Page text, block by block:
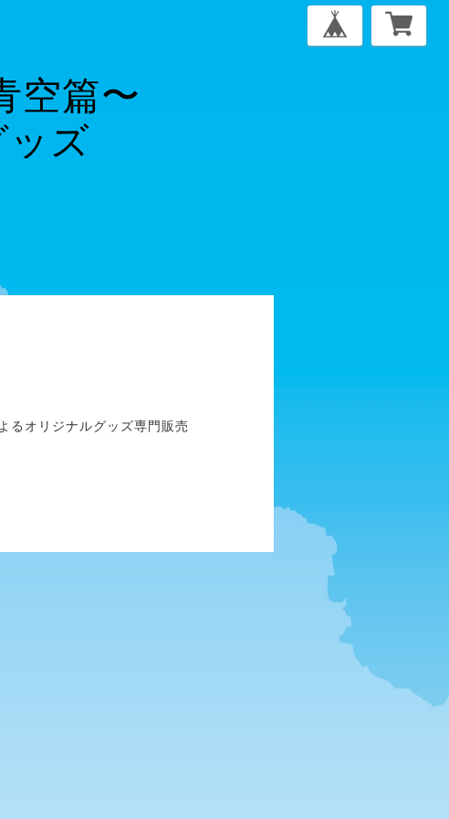
青空篇〜
ッズ
るオリジナルグッズ専門販売